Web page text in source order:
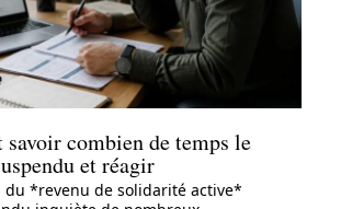
savoir combien de temps le
et réagir
du *revenu de solidarité active*